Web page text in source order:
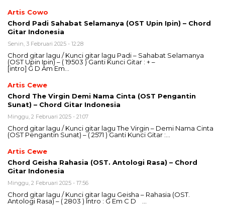
Artis Cowo
Chord Padi Sahabat Selamanya (OST Upin Ipin) – Chord
Gitar Indonesia
Senin, 3 Februari 2025 - 12:28
Chord gitar lagu / Kunci gitar lagu Padi – Sahabat Selamanya
(OST Upin Ipin) – ( 19503 ) Ganti Kunci Gitar : + –
[intro] G D Am Em…
Artis Cewe
Chord The Virgin Demi Nama Cinta (OST Pengantin
Sunat) – Chord Gitar Indonesia
Minggu, 2 Februari 2025 - 21:07
Chord gitar lagu / Kunci gitar lagu The Virgin – Demi Nama Cinta
(OST Pengantin Sunat) – ( 2571 ) Ganti Kunci Gitar :…
Artis Cewe
Chord Geisha Rahasia (OST. Antologi Rasa) – Chord
Gitar Indonesia
Minggu, 2 Februari 2025 - 17:56
Chord gitar lagu / Kunci gitar lagu Geisha – Rahasia (OST.
Antologi Rasa) – ( 2803 ) Intro : G Em C D …